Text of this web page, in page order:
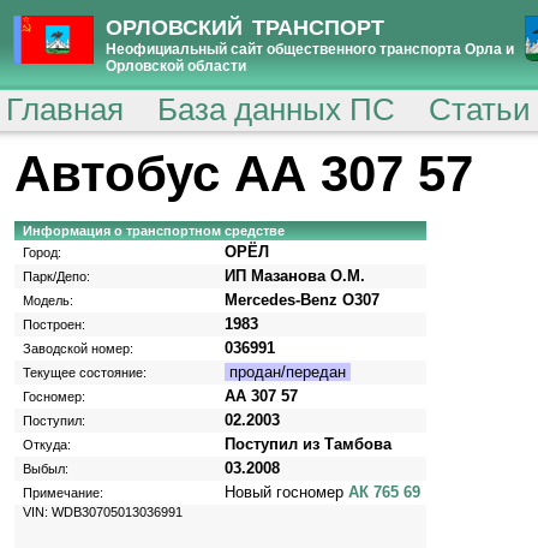
ОРЛОВСКИЙ ТРАНСПОРТ
Неофициальный сайт общественного транспорта Орла и
Орловской области
Главная База данных ПС
Автобус АА 307 57
Информация о транспортном средстве
Город:
ОРЁЛ
Парк/Депо: ИП Мазанова О.М.
Модель: Mercedes-Benz O307
Построен: 1983
Заводской номер: 036991
Текущее состояние: продан/передан
Госномер: АА 307 57
Поступил: 02.2003
Откуда: Поступил из Тамбова
Выбыл: 03.2008
Примечание: Новый госномер АК 765 69
VIN: WDB30705013036991